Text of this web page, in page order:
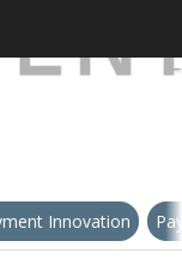
Innovation